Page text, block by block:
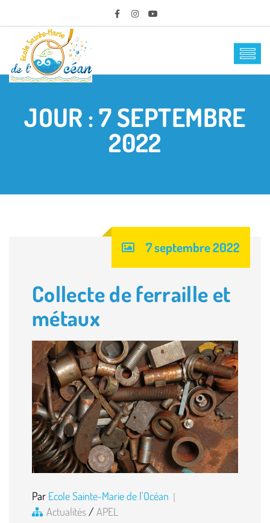
JOUR :7 SEPTEMBRE
2022
7 septembre 2022
Collecte de ferraille et
métaux
Par Ecole Sainte-Marie de l'Océan
Actualités / APEL